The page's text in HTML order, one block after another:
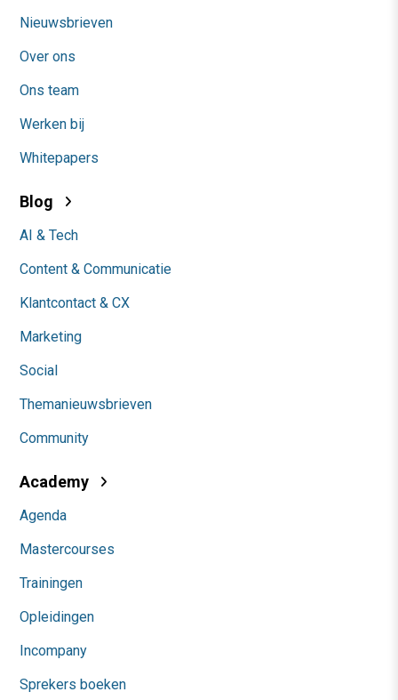
Nieuwsbrieven
Over ons
Ons team
Werken bij
Whitepapers
Blog
AI & Tech
Content & Communicatie
Klantcontact & CX
Marketing
Social
Themanieuwsbrieven
Community
Academy
Agenda
Mastercourses
Trainingen
Opleidingen
Incompany
Sprekers boeken